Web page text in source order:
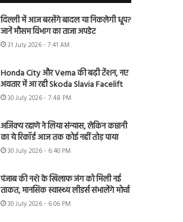
दिल्ली में आज बरसेंगे बादल या निकलेगी धूप?
जानें मौसम विभाग का ताजा अपडेट
31 July 2026 - 7:41 AM
Honda City और Verna की बढ़ी टेंशन, नए
अवतार में आ रही Skoda Slavia Facelift
30 July 2026 - 7:48 PM
अजिंक्य रहाणे ने लिया संन्यास, लेकिन कप्तानी
का ये रिकॉर्ड आज तक कोई नहीं तोड़ पाया
30 July 2026 - 6:40 PM
पंजाब की नशे के खिलाफ जंग को मिली नई
ताकत, मानसिक स्वास्थ्य लीडर्स संभालेंगे मोर्चा
30 July 2026 - 6:06 PM